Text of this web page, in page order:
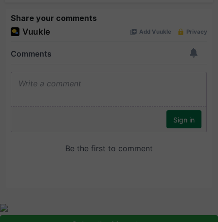
Share your comments